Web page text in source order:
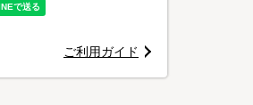
ご利用ガイド